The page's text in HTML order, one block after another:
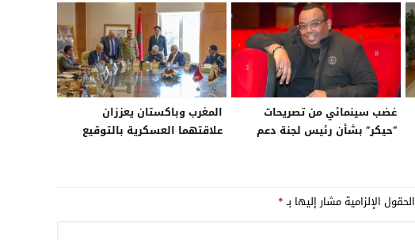
غضب سينمائي من تصريحات
“حيكر” بشأن رئيس لجنة دعم
المغرب وباكستان يعززان
علاقتهما العسكرية بالتوقيع
الحقول الإلزامية مشار إليها بـ*